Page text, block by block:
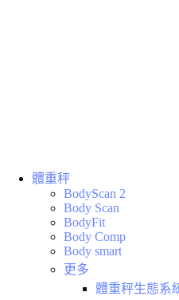
體重秤
BodyScan 2
Body Scan
BodyFit
Body Comp
Body smart
更多
體重秤生態系